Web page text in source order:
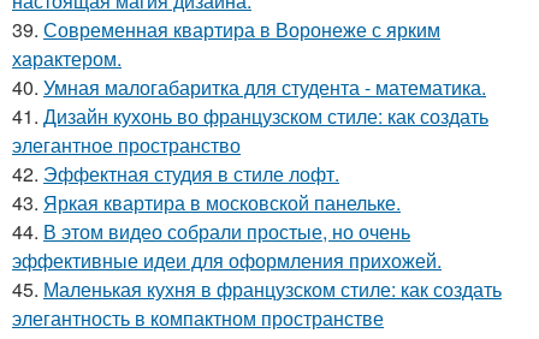
39. Современная квартира в Воронеже с ярким
характером.
40. Умная малогабаритка для студента - математика.
41. Дизайн кухонь во французском стиле: как создать
элегантное пространство
42. Эффектная студия в стиле лофт.
43. Яркая квартира в московской панельке.
44. В этом видео собрали простые, но очень
эффективные идеи для оформления прихожей.
45. Маленькая кухня в французском стиле: как создать
элегантность в компактном пространстве